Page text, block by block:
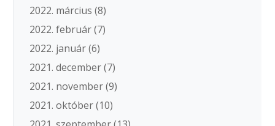
2022. március (8)
2022. február(7)
2022. január(6)
2021. december(7)
2021. november(9)
2021. október(10)